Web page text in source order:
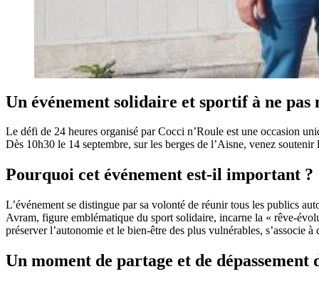
Un événement solidaire et sportif à ne pas
Le défi de 24 heures organisé par Cocci n’Roule est une occasion
Dès 10h30 le 14 septembre, sur les berges de l’Aisne, venez
Pourquoi cet événement est-il important ?
L’événement se distingue par sa volonté de réunir tous les publics
Avram, figure emblématique du sport solidaire, incarne la « rêve-
préserver l’autonomie et le bien-être des plus vulnérables,
Un moment de partage et de dépassement